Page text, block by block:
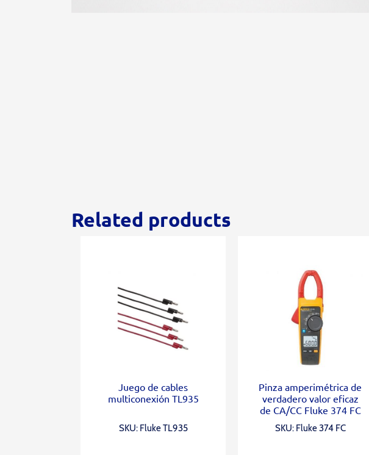
Related products
Juego de cables
multiconexión TL935
SKU: Fluke TL935
Pinza amperimétrica de
verdadero valor eficaz
de CA/CC Fluke 374 FC
SKU: Fluke 374 FC